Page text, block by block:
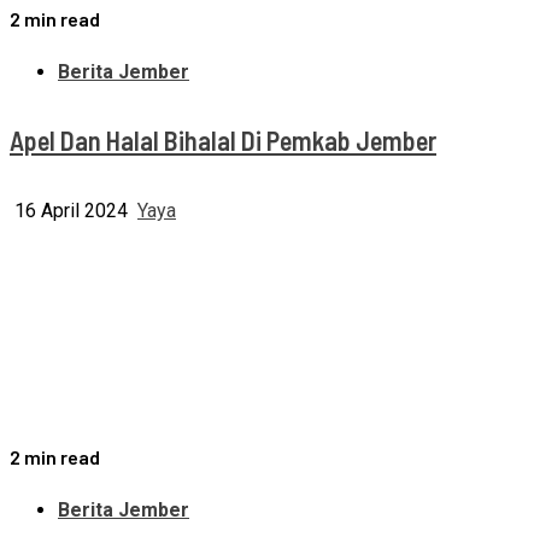
2 min read
Berita Jember
Apel Dan Halal Bihalal Di Pemkab Jember
16 April 2024 Yaya
2 min read
Berita Jember